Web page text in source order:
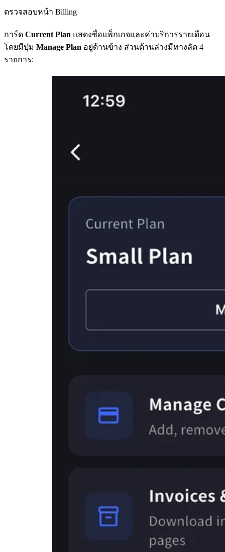
ตรวจสอบหน้า Billing
การ์ด Current Plan แสดงชื่อแพ็กเกจและค่าบริการรายเดือน
โดยมีปุ่ม Manage Plan อยู่ด้านข้าง ส่วนด้านล่างมีทางลัด 4
รายการ: